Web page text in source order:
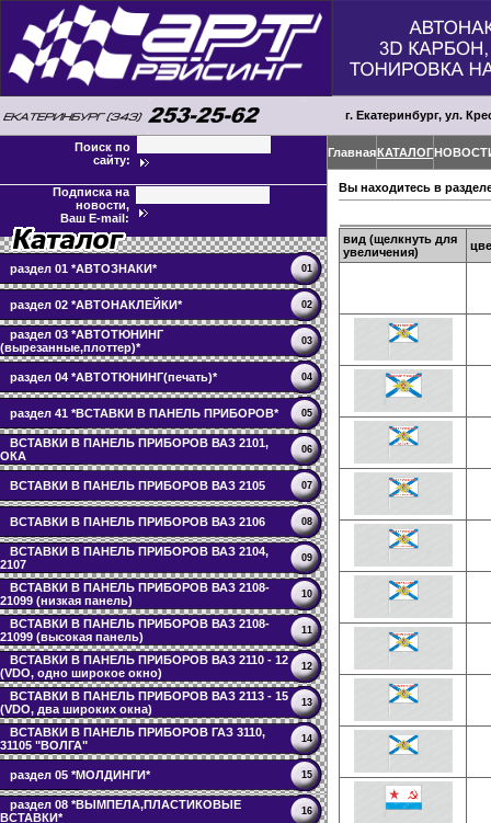
г. Екатеринбург, ул.
Поиск по
сайту:
Подписка на
новости,
Ваш E-mail:
раздел 01 *АВТОЗНАКИ* 01
раздел 02 *АВТОНАКЛЕЙКИ* 02
раздел 03 *АВТОТЮНИНГ
(вырезанные,плоттер)*
03
раздел 04 *АВТОТЮНИНГ(печать)* 04
раздел 41 *ВСТАВКИ В ПАНЕЛЬ ПРИБОРОВ* 05
ВСТАВКИ В ПАНЕЛЬ ПРИБОРОВ ВАЗ 2101,
ОКА
06
ВСТАВКИ В ПАНЕЛЬ ПРИБОРОВ ВАЗ 2105 07
ВСТАВКИ В ПАНЕЛЬ ПРИБОРОВ ВАЗ 2106 08
ВСТАВКИ В ПАНЕЛЬ ПРИБОРОВ ВАЗ 2104,
2107
09
ВСТАВКИ В ПАНЕЛЬ ПРИБОРОВ ВАЗ 2108-
21099 (низкая панель)
10
ВСТАВКИ В ПАНЕЛЬ ПРИБОРОВ ВАЗ 2108-
21099 (высокая панель)
11
ВСТАВКИ В ПАНЕЛЬ ПРИБОРОВ ВАЗ 2110 - 12
(VDO, одно широкое окно)
12
ВСТАВКИ В ПАНЕЛЬ ПРИБОРОВ ВАЗ 2113 - 15
(VDO, два широких окна)
13
ВСТАВКИ В ПАНЕЛЬ ПРИБОРОВ ГАЗ 3110,
31105 "ВОЛГА"
14
раздел 05 *МОЛДИНГИ* 15
раздел 08 *ВЫМПЕЛА,ПЛАСТИКОВЫЕ
ВСТАВКИ*
16
ГлавнаяКАТАЛОГ
Вы находитесь в
вид (щелкнуть для
увеличения)